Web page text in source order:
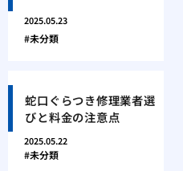
2025.05.23
未分類
蛇口ぐらつき修理業者選
びと料金の注意点
2025.05.22
未分類